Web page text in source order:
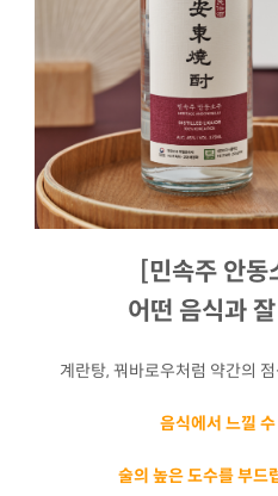
[민속주 안
어떤 음식과
계란탕, 꿔바로우처럼 약간의
음식에서 느낄
술의 높은 도수를 부드